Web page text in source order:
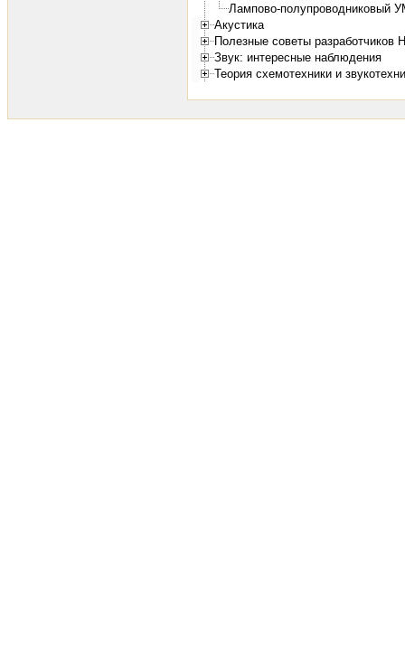
Лампово-полупроводниковый
Акустика
Полезные советы разработчиков
Звук: интересные наблюдения
Теория схемотехники и